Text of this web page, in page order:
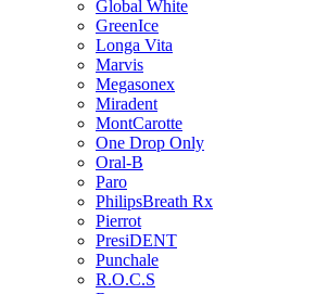
Global White
GreenIce
Longa Vita
Marvis
Megasonex
Miradent
MontCarotte
One Drop Only
Oral-B
Paro
PhilipsBreath Rx
Pierrot
PresiDENT
Punchale
R.O.C.S